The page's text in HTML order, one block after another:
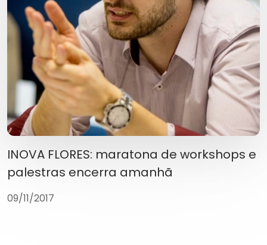
INOVA FLORES: maratona de workshops e
palestras encerra amanhã
09/11/2017